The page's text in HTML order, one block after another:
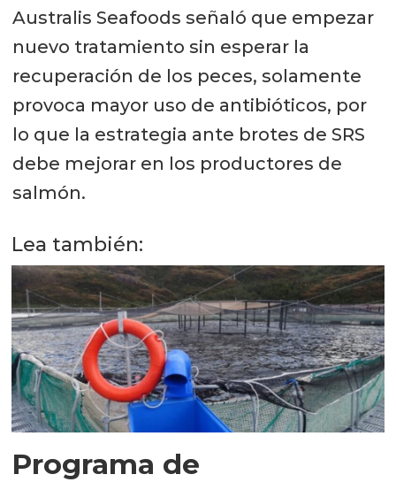
Australis Seafoods señaló que empezar
nuevo tratamiento sin esperar la
recuperación de los peces, solamente
provoca mayor uso de antibióticos, por
lo que la estrategia ante brotes de SRS
debe mejorar en los productores de
salmón.
Lea también:
Programa de